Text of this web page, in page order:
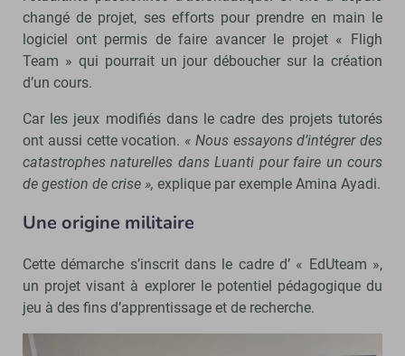
changé de projet, ses efforts pour prendre en main le
logiciel ont permis de faire avancer le projet « Fligh
Team » qui pourrait un jour déboucher sur la création
d’un cours.
Car les jeux modifiés dans le cadre des projets tutorés
ont aussi cette vocation. « Nous essayons d’intégrer des
catastrophes naturelles dans Luanti pour faire un cours
de gestion de crise », explique par exemple Amina Ayadi.
Une origine militaire
Cette démarche s’inscrit dans le cadre d’ « EdUteam »,
un projet visant à explorer le potentiel pédagogique du
jeu à des fins d’apprentissage et de recherche.